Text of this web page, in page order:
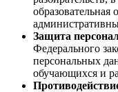
образовательная
Защита
Федерального
персональных
обучающихся и